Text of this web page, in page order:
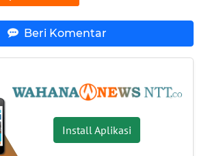
Beri Komentar
Install Aplikasi